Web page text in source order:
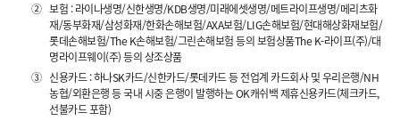
② 보험 : 라이나생명/신한생명/KDB생명/미래에셋생명/메트라이프생명/메리츠화
재/동부화재/삼성화재/한화손해보험/AXA보험/LIG손해보험/현대해상화재보험/
롯데손해보험/The K손해보험/그린손해보험 등의 보험상품The K-라이프(주)/대
명라이프웨이(주) 등의 상조상품
③ 신용카드 : 하나SK카드/신한카드/롯데카드 등 전업계 카드회사 및 우리은행/NH
농협/외환은행 등 국내 시중 은행이 발행하는 OK캐쉬백 제휴신용카드(체크카드,
선불카드 포함)